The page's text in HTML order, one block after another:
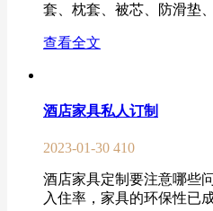
套、枕套、被芯、防滑垫
查看全文
酒店家具私人订制
2023-01-30 410
酒店家具定制要注意哪些
入住率，家具的环保性已